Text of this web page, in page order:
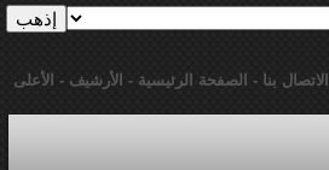
الاتصال بنا - الصفحة الرئيسية - الأرشيف - الأعلى